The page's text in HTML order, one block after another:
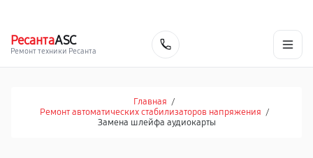
РесантаASC
Ремонт техники Ресанта
Главная /
Ремонт автоматических стабилизаторов напряжения /
Замена шлейфа аудиокарты